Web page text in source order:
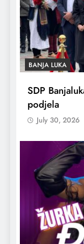
BANJA LUKA
SDP
podjela
July 30, 2026